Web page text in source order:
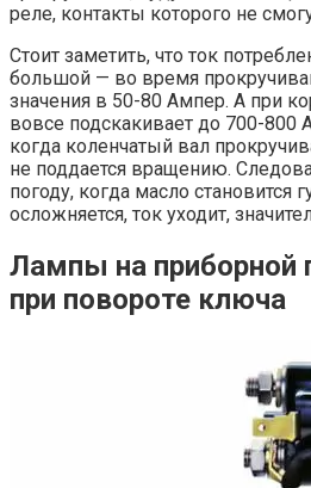
реле, контакты которого не
Стоит заметить, что ток
большой — во время
значения в 50-80 Ампер. А при
вовсе подскакивает до 700-800
когда коленчатый вал
не поддается вращению.
погоду, когда масло становится
осложняется, ток уходит,
Лампы на приборной
при повороте ключа